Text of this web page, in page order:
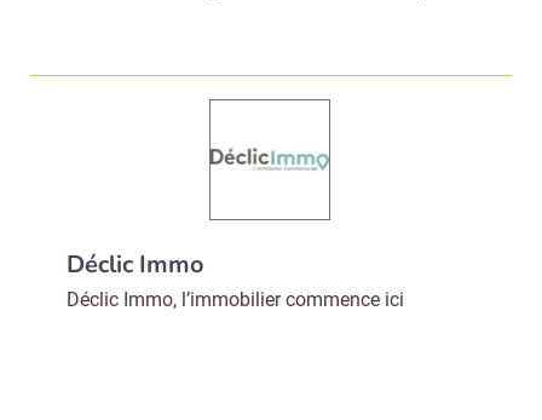
Déclic Immo
Déclic Immo, l’immobilier commence ici